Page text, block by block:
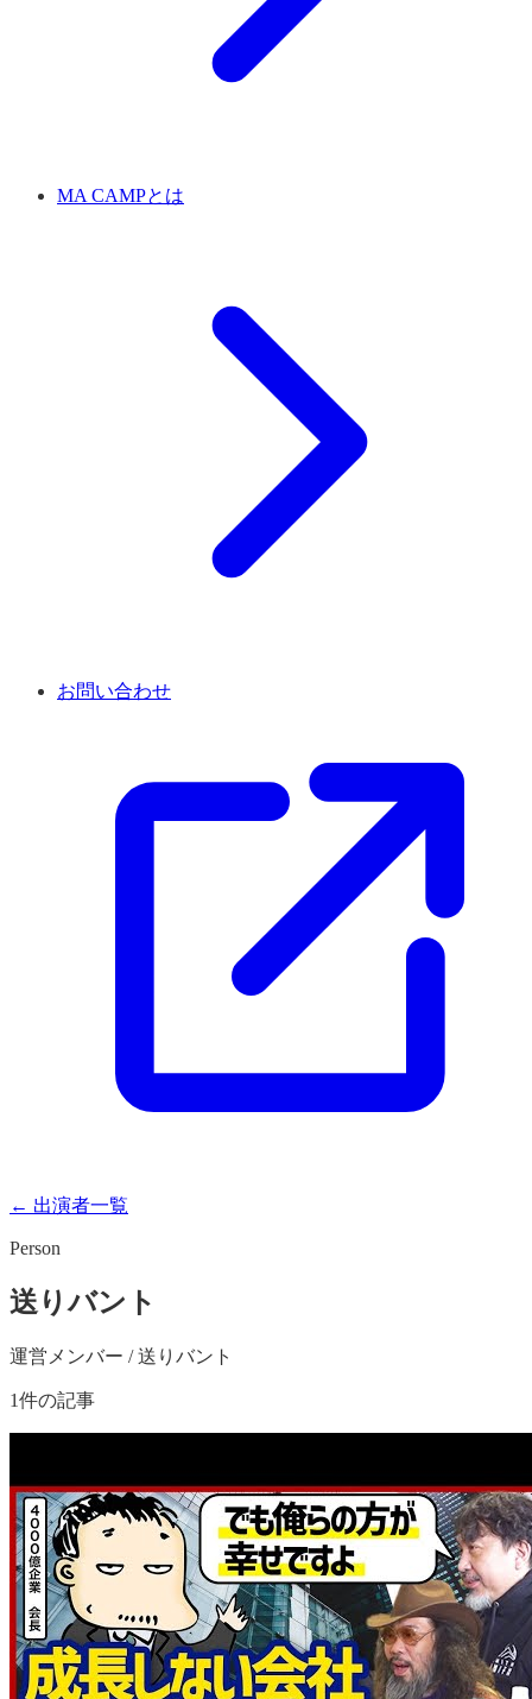
MA CAMPとは
お問い合わせ
← 出演者一覧
Person
送りバント
運営メンバー / 送りバント
1件の記事